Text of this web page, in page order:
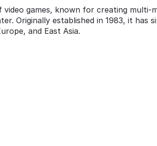
games, known for creating multi-
Originally established in 1983, it has
and East Asia.